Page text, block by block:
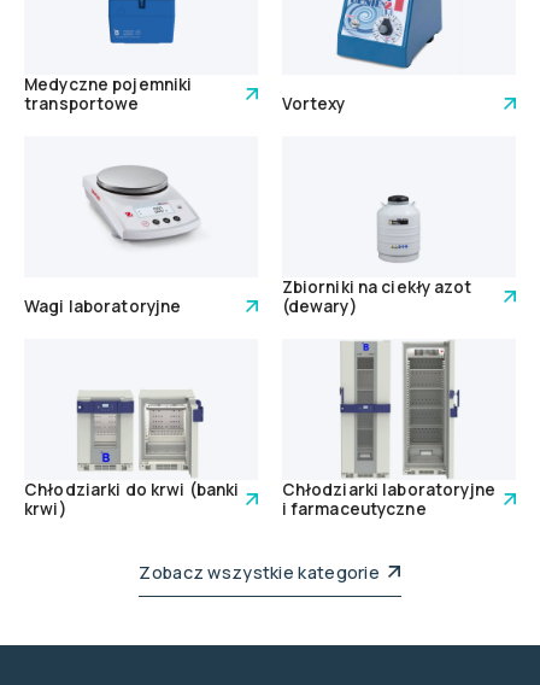
Medyczne pojemniki
transportowe
Vortexy
Wagi laboratoryjne
Zbiorniki na ciekły azot
(dewary)
Chłodziarki do krwi (banki
krwi)
Chłodziarki laboratoryjne
i farmaceutyczne
Zobacz wszystkie kategorie